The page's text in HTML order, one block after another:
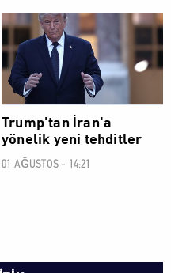
DÜNYA
Trump'tan İran'a
yönelik yeni tehditler
01 AĞUSTOS - 14:21